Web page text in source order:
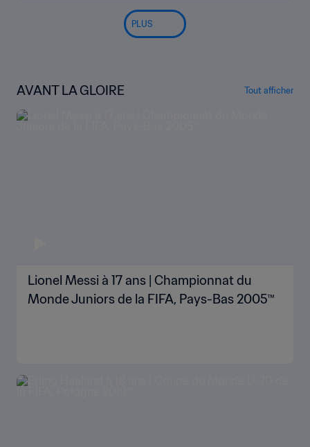
PLUS
AVANT LA GLOIRE Tout afficher
Lionel Messi à 17 ans | Championnat du
Monde Juniors de la FIFA, Pays-Bas 2005™